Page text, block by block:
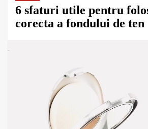
6 sfaturi utile pentru
corecta a fondului de ten